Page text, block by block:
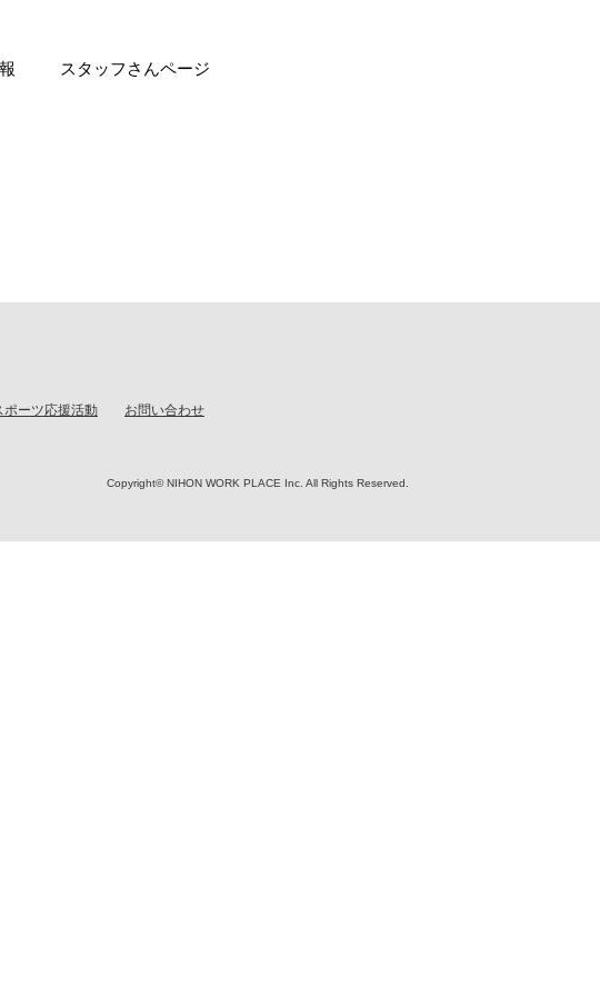
スタッフさんページ
お知らせ
ポーツ応援活動 お問い合わせ
Copyright© NIHON WORK PLACE Inc. All Rights Reserved.